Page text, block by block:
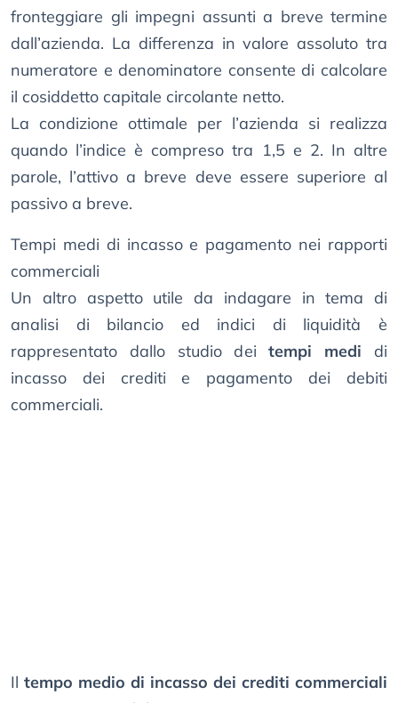
fronteggiare gli impegni assunti a breve termine
dall’azienda. La differenza in valore assoluto tra
numeratore e denominatore consente di calcolare
il cosiddetto capitale circolante netto.
La condizione ottimale per l’azienda si realizza
quando l’indice è compreso tra 1,5 e 2. In altre
parole, l’attivo a breve deve essere superiore al
passivo a breve.
Tempi medi di incasso e pagamento nei rapporti
commerciali
Un altro aspetto utile da indagare in tema di
analisi di bilancio ed indici di liquidità è
rappresentato dallo studio deitempi medi di
incasso dei crediti e pagamento dei debiti
commerciali.
Il tempo medio di incasso dei crediti commerciali